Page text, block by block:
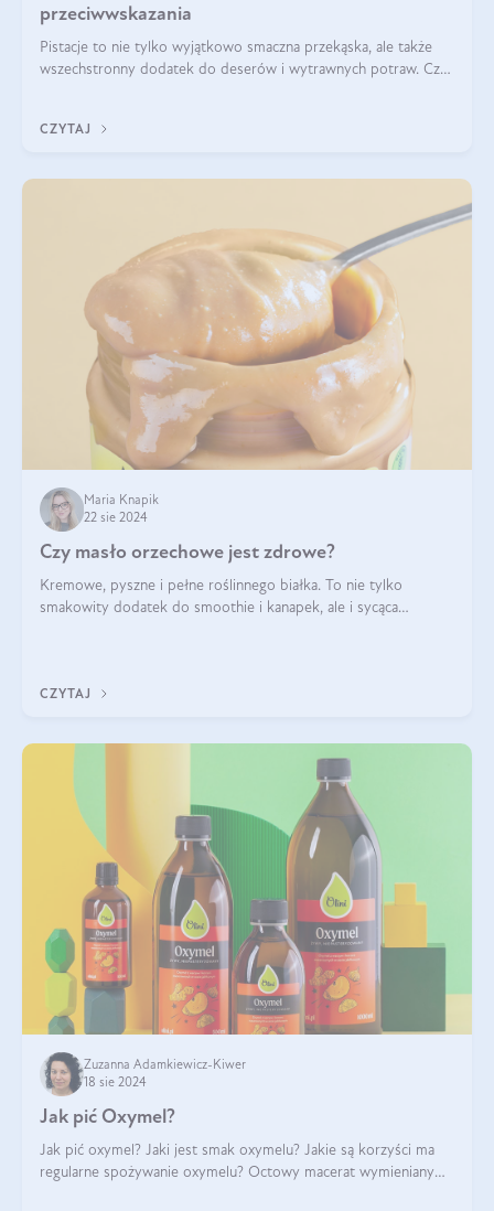
przeciwwskazania
Pistacje to nie tylko wyjątkowo smaczna przekąska, ale także
wszechstronny dodatek do deserów i wytrawnych potraw. Czy
CZYTAJ
Maria Knapik
22 sie 2024
Czy masło orzechowe jest zdrowe?
Kremowe, pyszne i pełne roślinnego białka. To nie tylko
smakowity dodatek do smoothie i kanapek, ale i sycąca
CZYTAJ
Zuzanna Adamkiewicz-Kiwer
18 sie 2024
Jak pić Oxymel?
Jak pić oxymel? Jaki jest smak oxymelu? Jakie są korzyści ma
regularne spożywanie oxymelu? Octowy macerat wymieniany